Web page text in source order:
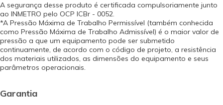
A segurança desse produto é certificada compulsoriamente junto
ao INMETRO pelo OCP ICBr - 0052.
*A Pressão Máxima de Trabalho Permissível (também conhecida
como Pressão Máxima de Trabalho Admissível) é o maior valor de
pressão a que um equipamento pode ser submetido
continuamente, de acordo com o código de projeto, a resistência
dos materiais utilizados, as dimensões do equipamento e seus
parâmetros operacionais.
Garantia